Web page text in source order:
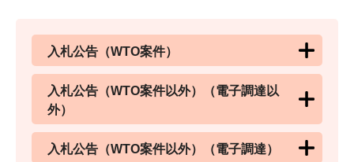
入札公告（WTO案件）
入札公告（WTO案件以外）（電子調達以
外）
入札公告（WTO案件以外）（電子調達）